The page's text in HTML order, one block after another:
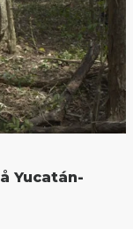
Yucatán-